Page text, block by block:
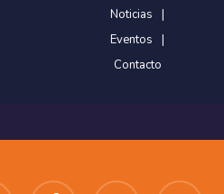
Noticias
Eventos
Contacto
facebook youtube instagram